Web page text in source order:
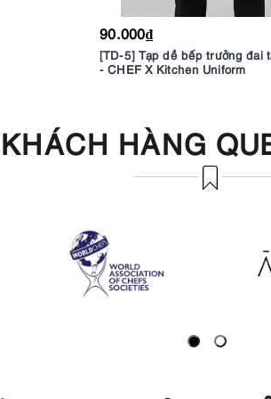
90.000₫
[TD-5] Tạp dề bếp trưởng đai
- CHEF X Kitchen Uniform
KHÁCH HÀNG